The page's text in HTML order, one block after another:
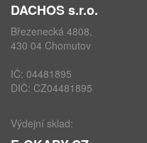
DACHOS s.r.o.
Březenecká 4808,
430 04 Chomutov
IČ: 04481895
DIČ: CZ04481895
Výdejní sklad: